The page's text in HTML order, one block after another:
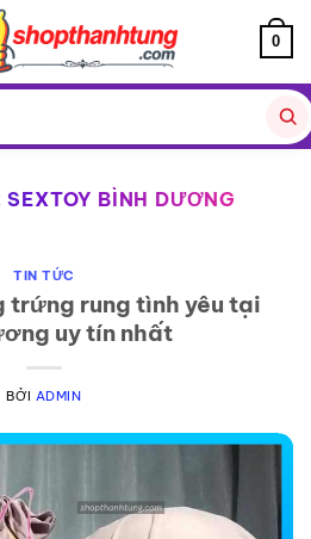
0
SEXTOY BÌNH DƯƠNG
TIN TỨC
trứng rung tình yêu tại
uy tín nhất
BỞI ADMIN